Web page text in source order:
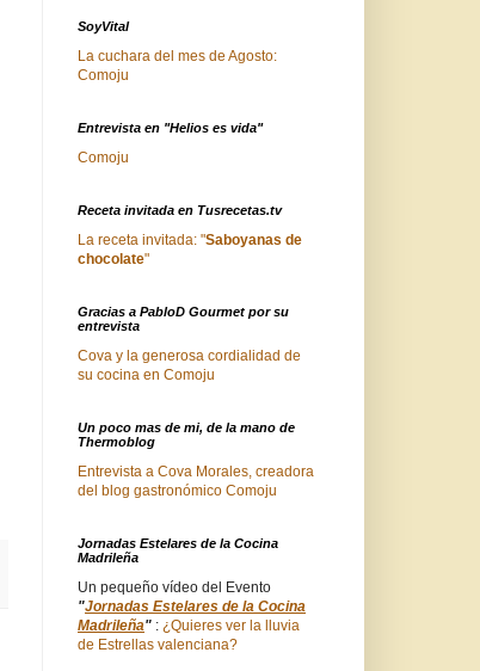
SoyVital
La cuchara del mes de Agosto:
Comoju
Entrevista en "Helios es vida"
Comoju
Receta invitada en Tusrecetas.tv
La receta invitada: "Saboyanas de
chocolate"
Gracias a PabloD Gourmet por su
entrevista
Cova y la generosa cordialidad de
su cocina en Comoju
Un poco mas de mi, de la mano de
Thermoblog
Entrevista a Cova Morales, creadora
del blog gastronómico Comoju
Jornadas Estelares de la Cocina
Madrileña
Un pequeño vídeo del Evento
"Jornadas Estelares de la Cocina
Madrileña" : ¿Quieres ver la lluvia
de Estrellas valenciana?